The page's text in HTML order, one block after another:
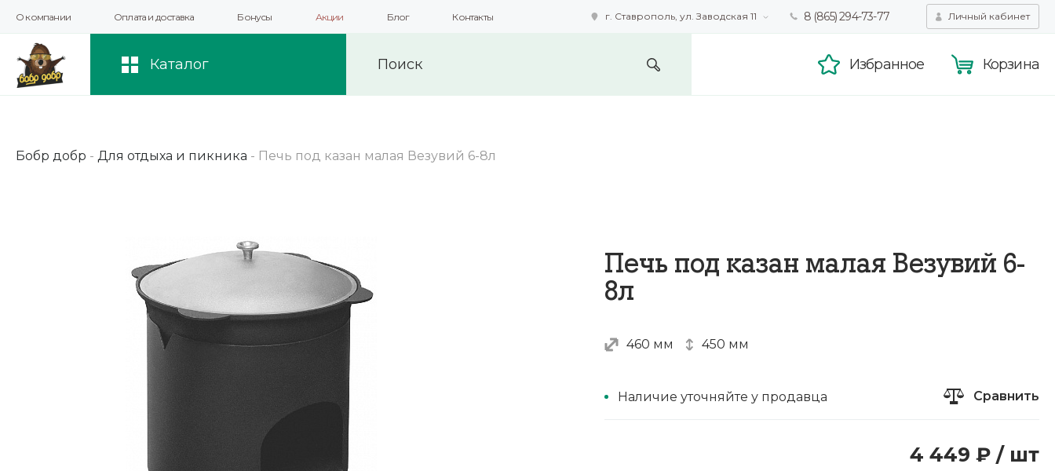
О компании Оплата и доставка Бонусы Акции Блог Контакты г. Ставрополь, ул. Заводская 11 8 (865) 294-73-77 Личный кабинет
Каталог Избранное Корзина
Бобр добр - Для отдыха и пикника - Печь под казан малая Везувий 6-8л
Печь под казан малая Везувий 6-
8л
460 мм 450 мм
Наличие уточняйте у продавца Сравнить
4 449 ₽ / шт
Мы используем файлы cookie и другие подобные технологии для получения данных с целью сбора статистики,